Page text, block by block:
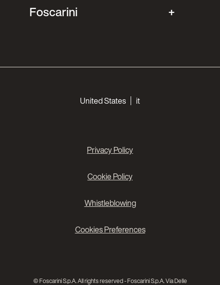
Foscarini
United States it
Privacy Policy
Cookie Policy
Whistleblowing
Cookies Preferences
© Foscarini S.p.A. All rights reserved - Foscarini S.p.A. Via Delle